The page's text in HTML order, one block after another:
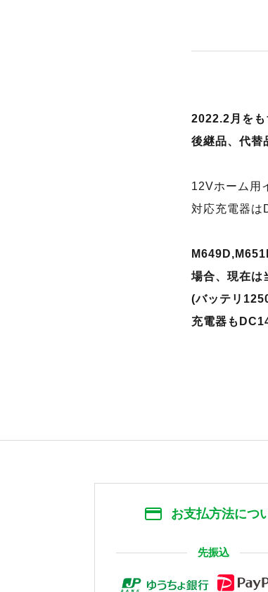
2022.2月をも
後継品、代替
12Vホーム用
対応充電器は
場合、現在は
(バッテリ
充電器も
お支払方法につ
先振込